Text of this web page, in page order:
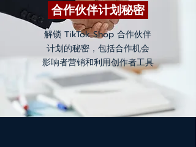
合作伙伴计划秘密
解锁 TikTok Shop 合作伙伴
计划的秘密，包括合作机会
影响者营销和利用创作者工具